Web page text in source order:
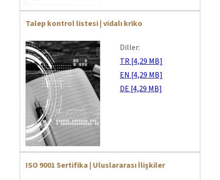
Talep kontrol listesi | vidalı kriko
Diller:
TR [4,29 MB]
EN [4,29 MB]
DE [4,29 MB]
ISO 9001 Sertifika | Uluslararası İlişkiler